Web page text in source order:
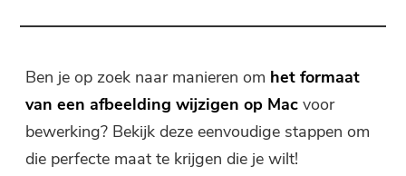
Gratis Video Converter
Ben je op zoek naar manieren om het formaat
van een afbeelding wijzigen op Mac voor
bewerking? Bekijk deze eenvoudige stappen om
die perfecte maat te krijgen die je wilt!